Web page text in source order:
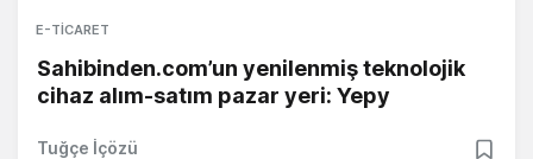
E-TICARET
Sahibinden.com’un yenilenmiş teknolojik
cihaz alım-satım pazar yeri: Yepy
Tuğçe İçözü